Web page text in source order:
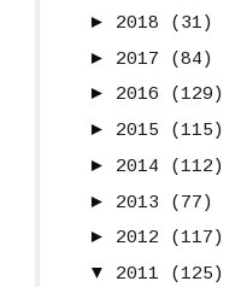
► 2018
(31)
► 2017
(84)
► 2016
(129)
► 2015
(115)
► 2014
(112)
► 2013
(77)
► 2012
(117)
▼
2011
(125)